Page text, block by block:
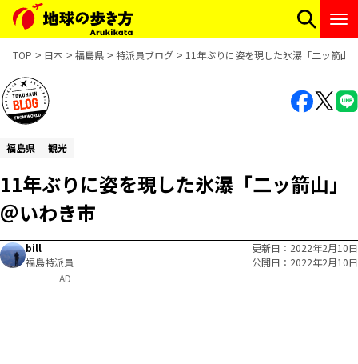
TOP 日本 福島県 特派員ブログ 11年ぶりに姿を現した氷瀑「二ッ箭山
福島県 観光
11年ぶりに姿を現した氷瀑「二ッ箭山」
＠いわき市
bill
福島特派員
更新日
2022年2月10日
公開日
2022年2月10日
AD